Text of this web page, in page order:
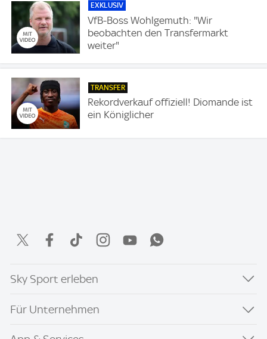
EXKLUSIV
VfB-Boss Wohlgemuth: "Wir
beobachten den Transfermarkt
weiter"
TRANSFER
Rekordverkauf offiziell! Diomande ist
ein Königlicher
Sky Sport erleben
Für Unternehmen